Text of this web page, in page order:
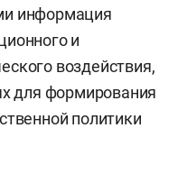
информация
и
воздействия,
для формирования
политики